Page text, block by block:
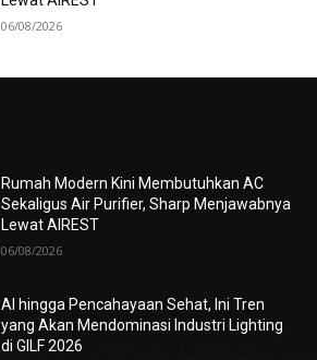
06/08/2026
Rumah Modern Kini Membutuhkan AC
Sekaligus Air Purifier, Sharp Menjawabnya
Lewat AIREST
06/08/2026
AI hingga Pencahayaan Sehat, Ini Tren
yang Akan Mendominasi Industri Lighting
di GILF 2026